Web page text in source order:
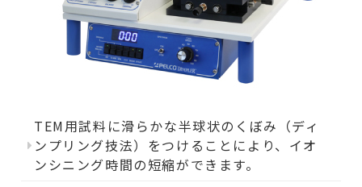
TEM用試料に滑らかな半球状のくぼみ（ディ
ンプリング技法）をつけることにより、イオ
ンシニング時間の短縮ができます。